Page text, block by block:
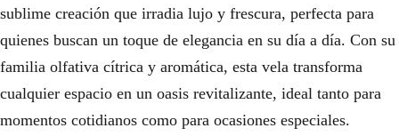
sublime creación que irradia lujo y frescura, perfecta para
quienes buscan un toque de elegancia en su día a día. Con su
familia olfativa cítrica y aromática, esta vela transforma
cualquier espacio en un oasis revitalizante, ideal tanto para
momentos cotidianos como para ocasiones especiales.